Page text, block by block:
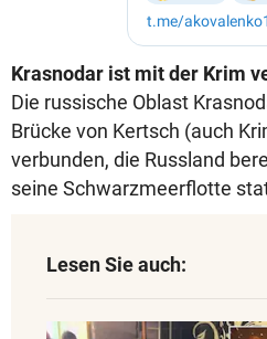
Krasnodar ist mit der Krim
Die russische Oblast
Brücke von Kertsch (auch
verbunden, die Russland
seine Schwarzmeerflotte
Lesen Sie auch: